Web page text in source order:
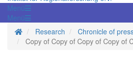
Menü
Menü
Homepage
Research Chronicle of
Copy of Copy of Copy of Copy of